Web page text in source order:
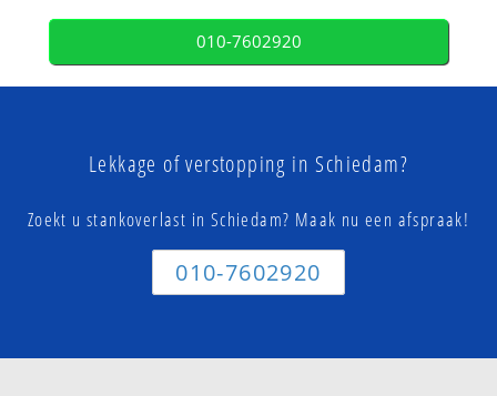
010-7602920
Lekkage of verstopping in Schiedam?
Zoekt u stankoverlast in Schiedam? Maak nu een afspraak!
010-7602920